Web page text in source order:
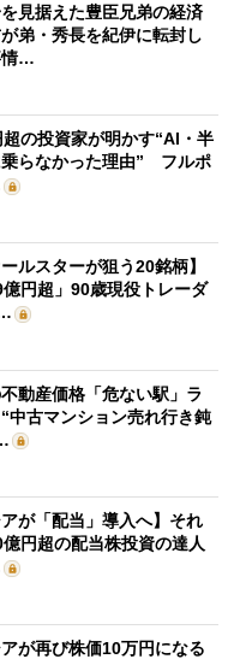
を見据えた豊臣兄弟の経済
弟・秀長を紀伊に転封し
情…
の投資家が明かす“AI・半
らなかった理由” フルポ
ールスターが狙う20銘柄】
億円超」90歳現役トレーダ
不動産価格「危ない駅」ラ
中古マンション売れ行き鈍
アが「配当」導入へ】それ
円超の配当株投資の達人
アが再び株価10万円になる